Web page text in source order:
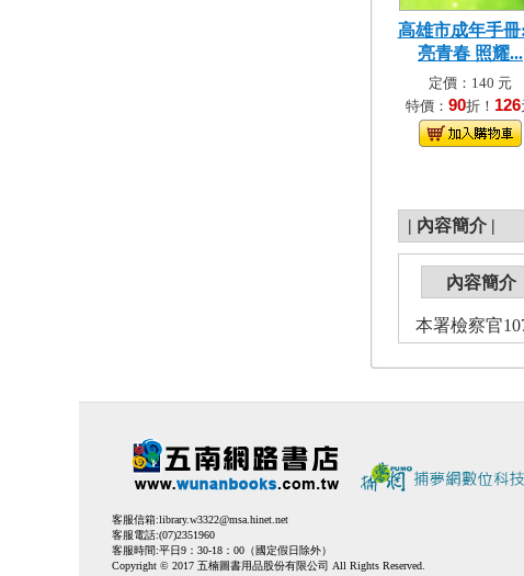
高雄市成年手冊
亮青春 照耀...
定價：140 元
特價： 90折！ 126
| 內容簡介 |
內容簡介
本署檢察官
客服信箱:library.w3322@msa.hinet.net
客服電話:(07)2351960
客服時間:平日9：30-18：00（國定假日除外）
Copyright © 2017 五楠圖書用品股份有限公司 All Rights Reserved.